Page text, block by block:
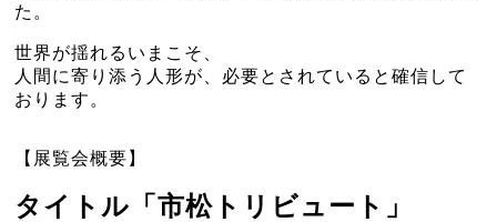
た。
世界が揺れるいまこそ、
人間に寄り添う人形が、必要とされていると確信して
おります。
【展覧会概要】
タイトル「市松トリビュート」